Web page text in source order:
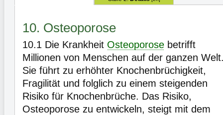
10. Osteoporose
10.1 Die Krankheit Osteoporose betrifft
Millionen von Menschen auf der ganzen
Sie führt zu erhöhter Knochenbrüchigkeit,
Fragilität und folglich zu einem steigenden
Risiko für Knochenbrüche. Das Risiko,
Osteoporose zu entwickeln, steigt mit dem